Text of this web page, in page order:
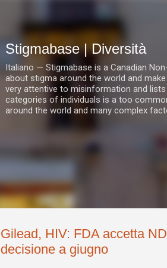
Passa ai contenuti
Stigmabase | Diversità
Italiano — Stigmabase is a Canadian
about stigma around the world and
very attentive to misinformation and
categories of individuals is a too
around the world and many complex
Gilead, HIV: FDA accetta
decisione a giugno